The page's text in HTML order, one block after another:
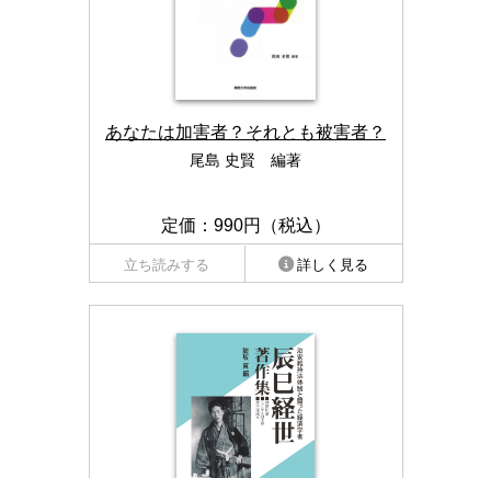
あなたは加害者？それとも被害者？
尾島 史賢 編著
定価：990円（税込）
立ち読みする 詳しく見る